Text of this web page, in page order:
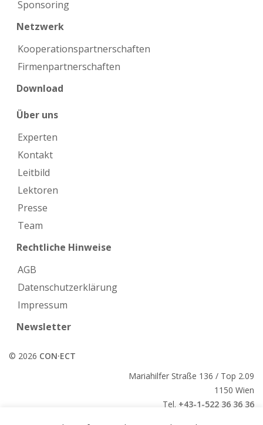
Sponsoring
Netzwerk
Kooperations­partnerschaften
Firmen­partnerschaften
Download
Über uns
Experten
Kontakt
Leitbild
Lektoren
Presse
Team
Rechtliche Hinweise
AGB
Datenschutzerklärung
Impressum
Newsletter
© 2026 CON·ECT
Mariahilfer Straße 136 / Top 2.09
1150 Wien
Tel. +43-1-522 36 36 36